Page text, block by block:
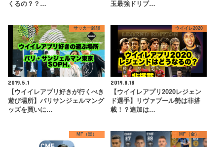
くるの？？…
玉最強ドリブ…
サッカー雑談
2019.5.1
【ウイイレアプリ好きが行くべき
遊び場所】パリサンジェルマング
ッズを買いに…
ウイイレ2020
2019.8.18
【ウイイレアプリ2020レジェン
ド選手】リヴァプール勢は非搭
載！？追加は…
MF（黒） MF（金）